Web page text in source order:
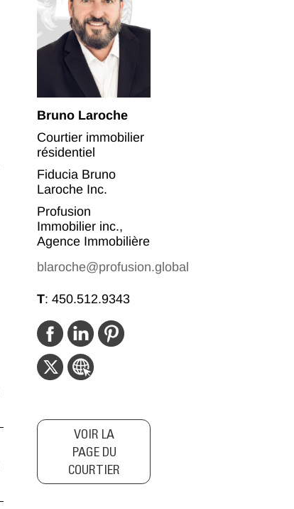
Bruno Laroche
Courtier immobilier
résidentiel
Fiducia Bruno
Laroche Inc.
Profusion
Immobilier inc.,
Agence Immobilière
blaroche@profusion.global
T:450.512.9343
VOIR LA
PAGE DU
COURTIER